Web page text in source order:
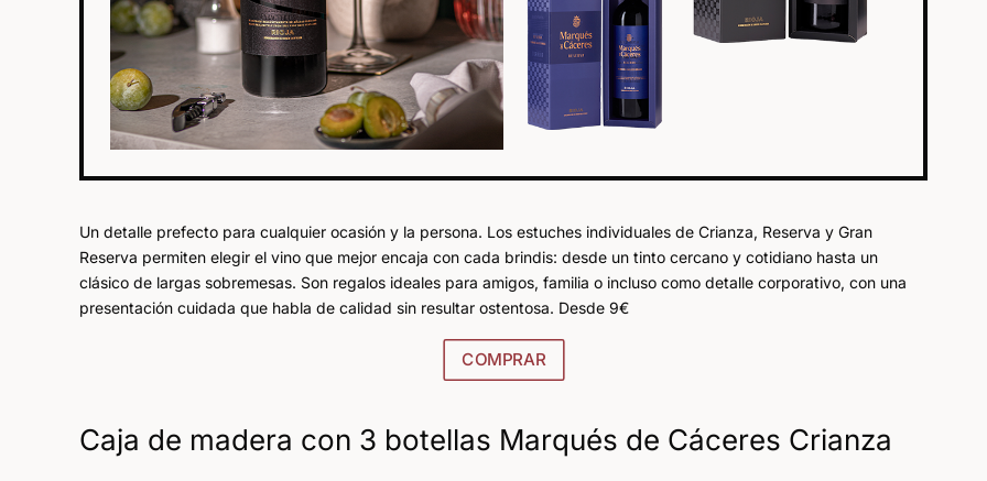
Un detalle prefecto para cualquier ocasión y la persona. Los estuches individuales de Crianza, Reserva y Gran
Reserva permiten elegir el vino que mejor encaja con cada brindis: desde un tinto cercano y cotidiano hasta un
clásico de largas sobremesas. Son regalos ideales para amigos, familia o incluso como detalle corporativo, con una
presentación cuidada que habla de calidad sin resultar ostentosa. Desde 9€
COMPRAR
Caja de madera con 3 botellas Marqués de Cáceres Crianza